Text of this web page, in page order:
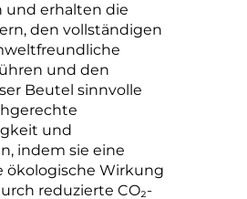
erhalten die
den vollständigen
und den
Beutel sinnvolle
und
indem sie eine
ökologische Wirkung
reduzierte CO₂-